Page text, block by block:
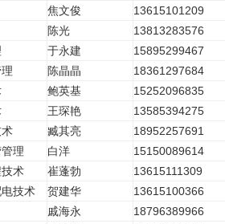
焦文俊
13615101209
陈光
13813283576
于永建
15895299467
陈晶晶 18361297684
鲍英基
15252096835
王琛艳
13585394275
臧其亮
18952257691
理
白洋
15150089614
术
崔蓬勃
13615111309
技术
贺建华 13615100366
戚海永
18796389966